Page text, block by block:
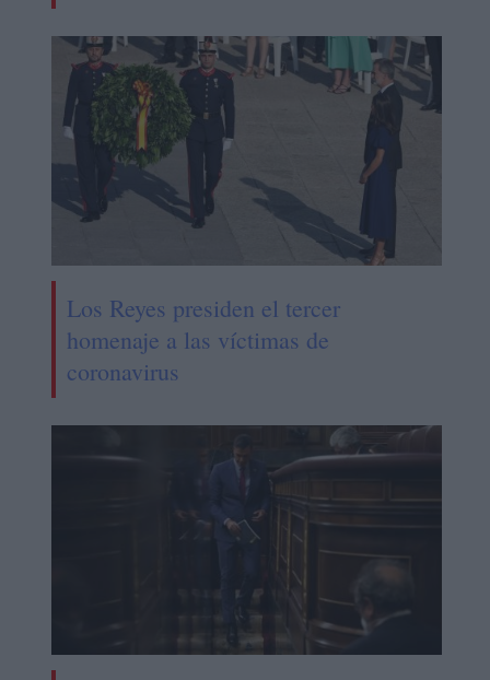
Los Reyes presiden el tercer
homenaje a las víctimas de
coronavirus